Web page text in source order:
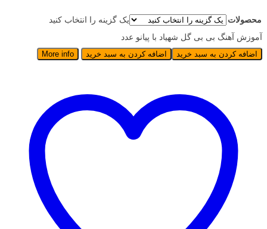
محصولات
یک گزینه را انتخاب کنید
آموزش آهنگ بی بی گل شهیاد با پیانو عدد
اضافه کردن به سبد خرید اضافه کردن به سبد خرید More info